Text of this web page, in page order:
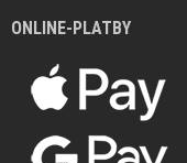
ONLINE-PLATBY